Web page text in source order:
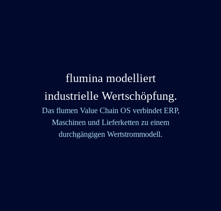
flumina modelliert
industrielle Wertschöpfung.
Das flumen Value Chain OS verbindet ERP,
Maschinen und Lieferketten zu einem
durchgängigen Wertstrommodell.